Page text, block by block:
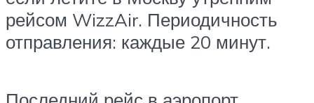
рейсом WizzAir. Периодичность
отправления: каждые 20 минут.